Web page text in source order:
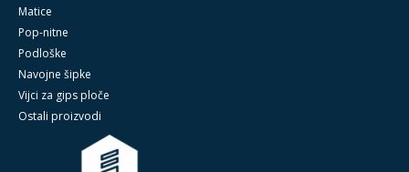
Matice
Pop-nitne
Podloške
Navojne šipke
Vijci za gips ploče
Ostali proizvodi